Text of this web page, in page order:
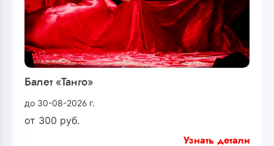
Балет «Танго»
до 30-08-2026 г.
от 300 руб.
Узнать детали